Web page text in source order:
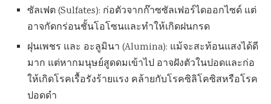
ซัลเฟต (Sulfates): ก่อตัวจากก๊าซซัลเฟอร์ไดออกไซด์ แต่
อาจกัดกร่อนชั้นโอโซนและทำให้เกิดฝนกรด
ฝุนเพชร และ อะลูมินา (Alumina): แม้จะสะท้อนแสงได้ดี
มาก แต่หากมนุษย์สูดดมเข้าไป อาจฝังตัวในปอดและก่อ
ให้เกิดโรคเรื้อรังร้ายแรง คล้ายกับโรคซิลิโคซิสหรือโรค
ปอดดำ